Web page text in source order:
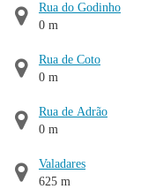
Rua do Godinho
0 m
Rua de Coto
0 m
Rua de Adrão
0 m
Valadares
625 m